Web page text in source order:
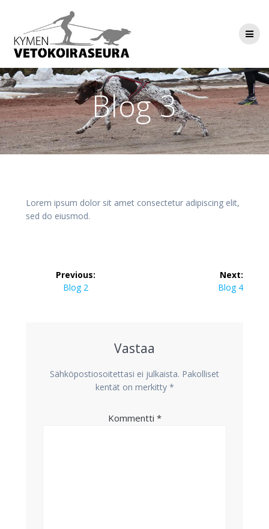
Blog 3
Lorem ipsum dolor sit amet consectetur adipiscing elit,
sed do eiusmod.
Artikkelien
selaus
Previous:
Previous
Blog 2
Next:
Next
Blog 4
Vastaa
Sähköpostiosoitettasi ei julkaista. Pakolliset
kentät on merkitty *
Kommentti *